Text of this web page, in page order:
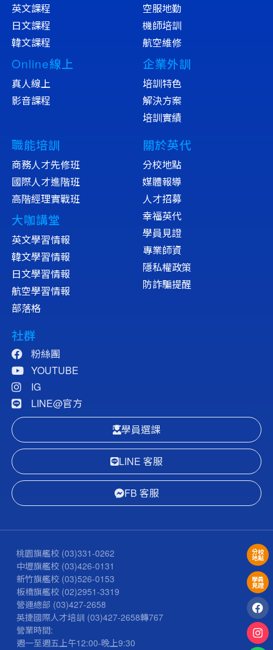
英文課程
日文課程
韓文課程
Online線上
真人線上
影音課程
空服地勤
機師培訓
航空維修
企業外訓
培訓特色
解決方案
培訓實績
職能培訓
商務人才先修班
國際人才進階班
高階經理實戰班
大咖講堂
英文學習情報
韓文學習情報
日文學習情報
航空學習情報
部落格
關於英代
分校地點
媒體報導
人才招募
幸福英代
學員見證
專業師資
隱私權政策
防詐騙提醒
社群
粉絲團
YOUTUBE
IG
LINE@官方
學員選課
LINE 客服
FB 客服
桃園旗艦校 (03)331-0262
中壢旗艦校 (03)426-0131
新竹旗艦校 (03)526-0153
板橋旗艦校 (02)2951-3319
營運總部 (03)427-2658
英捷國際人才培訓 (03)427-2658轉767
營業時間:
週一至週五上午12:00-晚上9:30
分校
地點
學員
見證